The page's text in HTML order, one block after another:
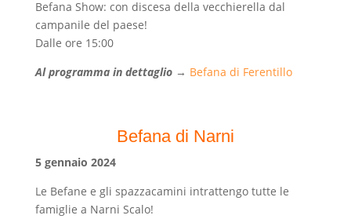
Befana Show: con discesa della vecchierella dal
campanile del paese!
Dalle ore 15:00
Al programma in dettaglio→ Befana di Ferentillo
Befana di Narni
5 gennaio 2024
Le Befane e gli spazzacamini intrattengo tutte le
famiglie a Narni Scalo!